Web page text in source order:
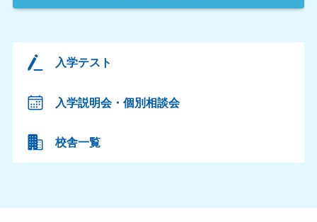
入学テスト
入学説明会・個別相談会
校舎一覧